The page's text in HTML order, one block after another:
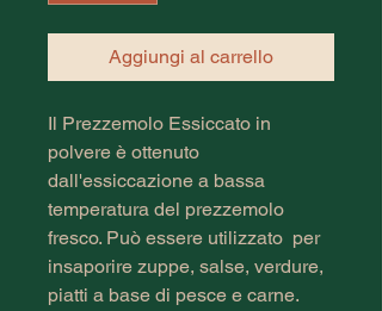
Aggiungi al carrello
‎Il Prezzemolo Essiccato in
polvere è ottenuto
dall'essiccazione a bassa
temperatura del prezzemolo
fresco. Può essere utilizzato  per
insaporire zuppe, salse, verdure,
piatti a base di pesce e carne.